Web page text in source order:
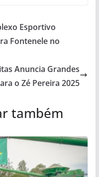
Esportivo
Fontenele no
Anuncia Grandes
o Zé Pereira 2025
também